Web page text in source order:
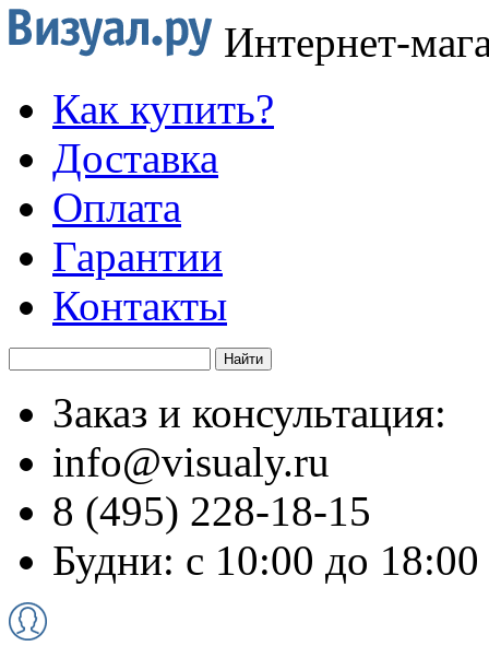
Интернет-
Как купить?
Доставка
Оплата
Гарантии
Контакты
Заказ и консультация:
info@visualy.ru
8 (495) 228-18-15
Будни: с 10:00 до 18:00